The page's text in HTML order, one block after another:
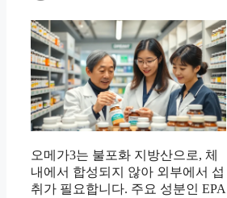
오메가3는 불포화 지방산으로, 체
내에서 합성되지 않아 외부에서 섭
취가 필요합니다. 주요 성분인 EPA